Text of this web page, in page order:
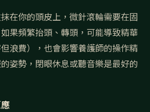
在你的頭皮上，微針滾輪需要在固
果頻繁抬頭、轉頭，可能導致精華
浪費），也會影響養護師的操作精
姿勢，閉眼休息或聽音樂是最好的